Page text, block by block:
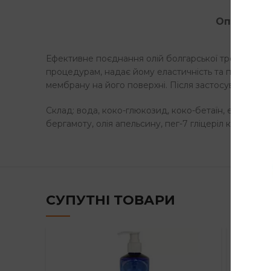
Опис
Ефективне поєднання олій болгарської троянди,
процедурам, надає йому еластичність та
мембрану на його поверхні. Після застосування
Склад: вода, коко-глюкозид, коко-бетаїн, екстракт
бергамоту, олія апельсину, пег-7 гліцеріл кокоат,
СУПУТНІ ТОВАРИ